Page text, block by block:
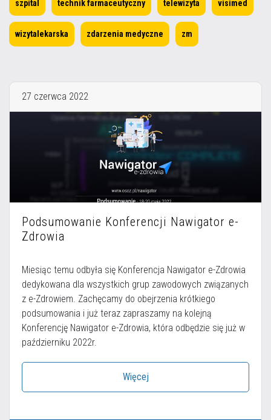
szpital technik farmaceutyczny telewizyta visimed
wizytalekarska zdarzenia medyczne zm
27 czerwca 2022
Podsumowanie Konferencji Nawigator e-
Zdrowia
Miesiąc temu odbyła się Konferencja Nawigator e-Zdrowia
dedykowana dla wszystkich grup zawodowych związanych
z e-Zdrowiem. Zachęcamy do obejrzenia krótkiego
podsumowania i już teraz zapraszamy na kolejną
Konferencję Nawigator e-Zdrowia, która odbędzie się już w
październiku 2022r.
Więcej
Więcej informacji na temat wykorzystywania narzędzi zewnętrznych na
naszych stronach znajdziesz wPolityce cookies.